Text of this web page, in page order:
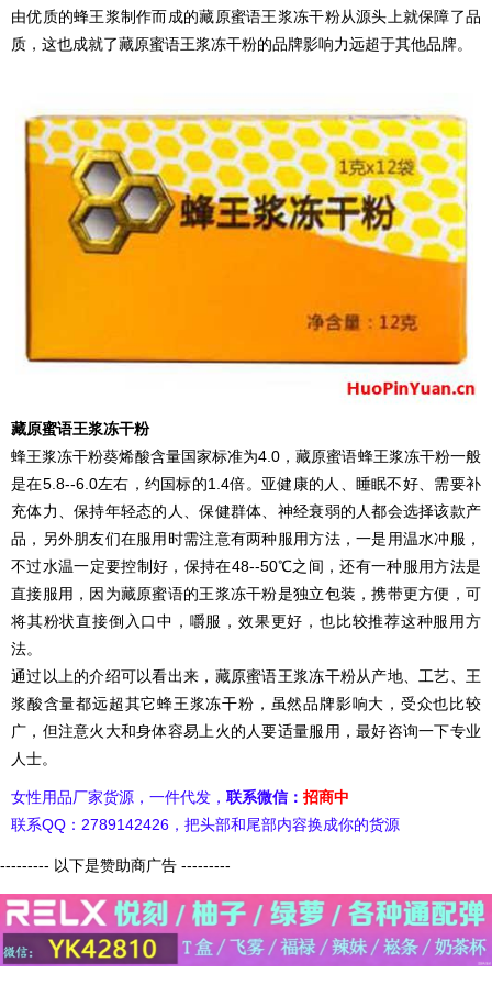
由优质的蜂王浆制作而成的藏原蜜语王浆冻干粉从源头上就保障了品
质，这也成就了藏原蜜语王浆冻干粉的品牌影响力远超于其他品牌。
藏原蜜语王浆冻干粉
蜂王浆冻干粉葵烯酸含量国家标准为4.0，藏原蜜语蜂王浆冻干粉一般
是在5.8--6.0左右，约国标的1.4倍。亚健康的人、睡眠不好、需要补
充体力、保持年轻态的人、保健群体、神经衰弱的人都会选择该款产
品，另外朋友们在服用时需注意有两种服用方法，一是用温水冲服，
不过水温一定要控制好，保持在48--50℃之间，还有一种服用方法是
直接服用，因为藏原蜜语的王浆冻干粉是独立包装，携带更方便，可
将其粉状直接倒入口中，嚼服，效果更好，也比较推荐这种服用方
法。
通过以上的介绍可以看出来，藏原蜜语王浆冻干粉从产地、工艺、王
浆酸含量都远超其它蜂王浆冻干粉，虽然品牌影响大，受众也比较
广，但注意火大和身体容易上火的人要适量服用，最好咨询一下专业
人士。
女性用品厂家货源，一件代发， 联系微信： 招商中
联系QQ：2789142426，把头部和尾部内容换成你的货源
--------- 以下是赞助商广告 ---------